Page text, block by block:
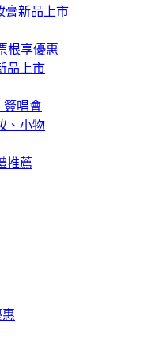
膏新品上市
根享優惠
品上市
簽唱會
、小物
推薦